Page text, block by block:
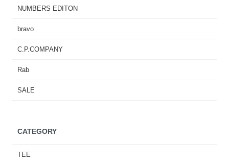
NUMBERS EDITON
bravo
C.P.COMPANY
Rab
SALE
CATEGORY
TEE